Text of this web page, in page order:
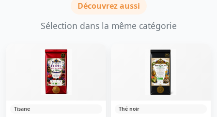
Découvrez aussi
Sélection dans la même catégorie
Tisane Thé noir